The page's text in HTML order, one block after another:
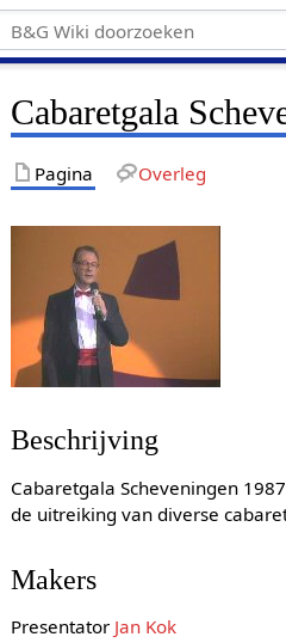
Cabaretgala
Pagina Overleg
Beschrijving
Cabaretgala Scheveningen
de uitreiking van diverse
Makers
Presentator Jan Kok